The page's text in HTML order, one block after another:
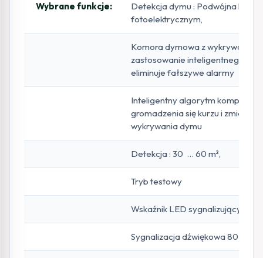
Wybrane funkcje:
Detekcja dymu : Podwójna
fotoelektrycznym,
Komora dymowa z
zastosowanie inteligentnego
eliminuje fałszywe alarmy
Inteligentny algorytm
gromadzenia się kurzu i zmian
wykrywania dymu
Detekcja : 30 … 60 m²,
Tryb testowy
Wskaźnik LED sygnalizujący
Sygnalizacja dźwiękowa 80 dB /